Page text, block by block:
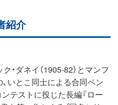
紹介
・ダネイ（1905‐82）とマンフ
、いとこ同士による合同ペン
テストに投じた長編『ロー